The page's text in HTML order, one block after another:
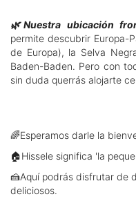
🌿Nuestra ubicación
permite descubrir Europa-
de Europa), la Selva
Baden-Baden. Pero con
sin duda querrás alojarte
🌈Esperamos darle la
🏠Hissele significa 'la
🍰Aquí podrás disfrutar de
deliciosos.